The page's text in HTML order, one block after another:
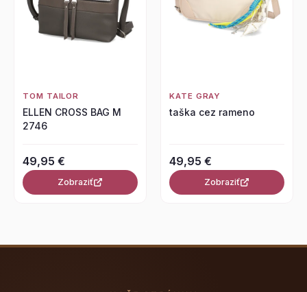
TOM TAILOR
ELLEN CROSS BAG M
2746
49,95 €
Zobraziť
KATE GRAY
taška cez rameno
49,95 €
Zobraziť